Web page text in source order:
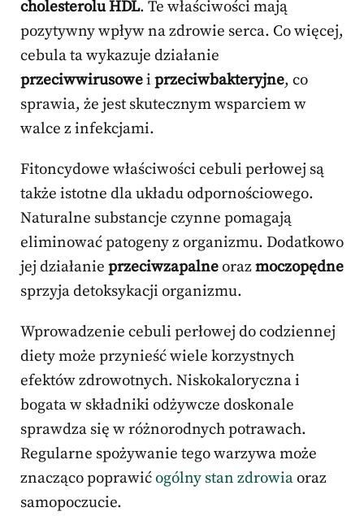
cholesterolu HDL. Te właściwości mają
pozytywny wpływ na zdrowie serca. Co więcej,
cebula ta wykazuje działanie
przeciwwirusowei przeciwbakteryjne, co
sprawia, że jest skutecznym wsparciem w
walce z infekcjami.
Fitoncydowe właściwości cebuli perłowej są
także istotne dla układu odpornościowego.
Naturalne substancje czynne pomagają
eliminować patogeny z organizmu. Dodatkowo
jej działanie przeciwzapalneorazmoczopędne
sprzyja detoksykacji organizmu.
Wprowadzenie cebuli perłowej do codziennej
diety może przynieść wiele korzystnych
efektów zdrowotnych. Niskokaloryczna i
bogata w składniki odżywcze doskonale
sprawdza się w różnorodnych potrawach.
Regularne spożywanie tego warzywa może
znacząco poprawićogólny stan zdrowiaoraz
samopoczucie.